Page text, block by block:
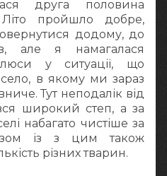
друга половина
пройшло добре,
додому, до
але я намагалася
у ситуації, що
в якому ми зараз
Тут неподалік від
широкий степ, а за
набагато чистіше за
із з цим також
різних тварин.